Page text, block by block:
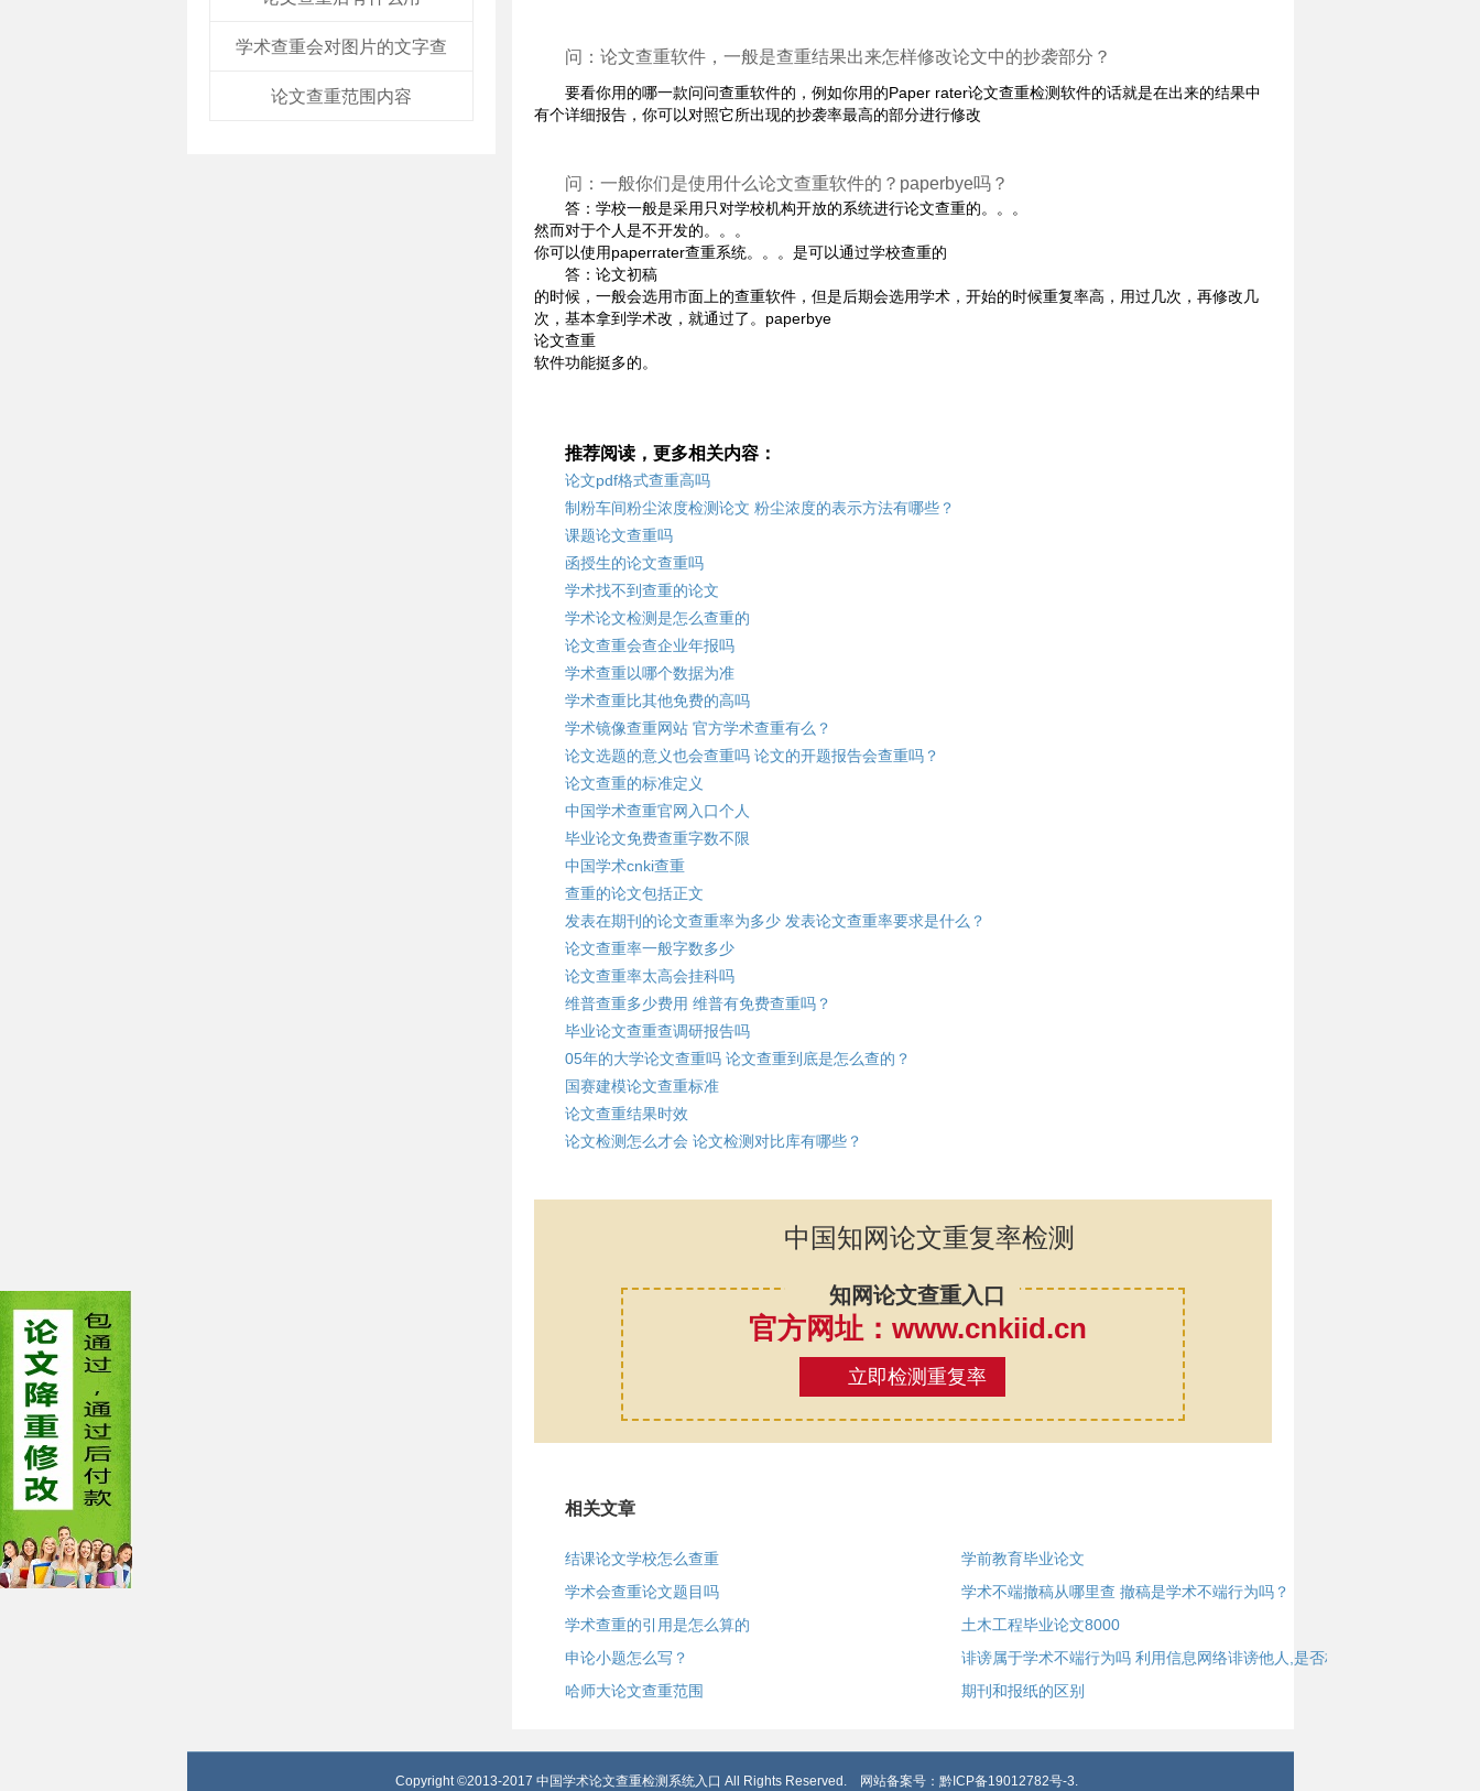
学术查重会对图片的文字查
论文查重范围内容
问：论文查重软件，一般是查重结果出来怎样修改论文中的抄袭部分？
要看你用的哪一款问问查重软件的，例如你用的Paper rater论文查重检测软件的话就是在出来的结果中
有个详细报告，你可以对照它所出现的抄袭率最高的部分进行修改
问：一般你们是使用什么论文查重软件的？paperbye吗？
答：学校一般是采用只对学校机构开放的系统进行论文查重的。。。
然而对于个人是不开发的。。。
你可以使用paperrater查重系统。。。是可以通过学校查重的
答：论文初稿
的时候，一般会选用市面上的查重软件，但是后期会选用学术，开始的时候重复率高，用过几次，再修改几
次，基本拿到学术改，就通过了。paperbye
论文查重
软件功能挺多的。
推荐阅读，更多相关内容：
论文pdf格式查重高吗
制粉车间粉尘浓度检测论文 粉尘浓度的表示方法有哪些？
课题论文查重吗
函授生的论文查重吗
学术找不到查重的论文
学术论文检测是怎么查重的
论文查重会查企业年报吗
学术查重以哪个数据为准
学术查重比其他免费的高吗
学术镜像查重网站 官方学术查重有么？
论文选题的意义也会查重吗 论文的开题报告会查重吗？
论文查重的标准定义
中国学术查重官网入口个人
毕业论文免费查重字数不限
中国学术cnki查重
查重的论文包括正文
发表在期刊的论文查重率为多少 发表论文查重率要求是什么？
论文查重率一般字数多少
论文查重率太高会挂科吗
维普查重多少费用 维普有免费查重吗？
毕业论文查重查调研报告吗
05年的大学论文查重吗 论文查重到底是怎么查的？
国赛建模论文查重标准
论文查重结果时效
论文检测怎么才会 论文检测对比库有哪些？
中国知网论文重复率检测
知网论文查重入口
官方网址：www.cnkiid.cn
立即检测重复率
相关文章
结课论文学校怎么查重
学术会查重论文题目吗
学术查重的引用是怎么算的
申论小题怎么写？
哈师大论文查重范围
学前教育毕业论文
学术不端撤稿从哪里查 撤稿是学术不端行为吗？
土木工程毕业论文8000
诽谤属于学术不端行为吗 利用信息网络诽谤他人,是否构
期刊和报纸的区别
Copyright ©2013-2017 中国学术论文查重检测系统入口 All Rights Reserved. 网站备案号： 黔ICP备19012782号-3.